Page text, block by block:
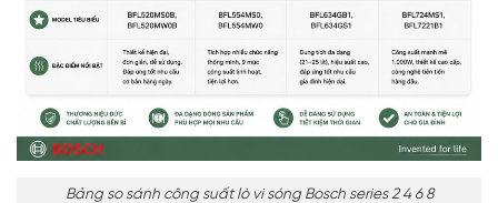
Bảng so sánh công suất lò vi sóng Bosch series 2 4 6 8